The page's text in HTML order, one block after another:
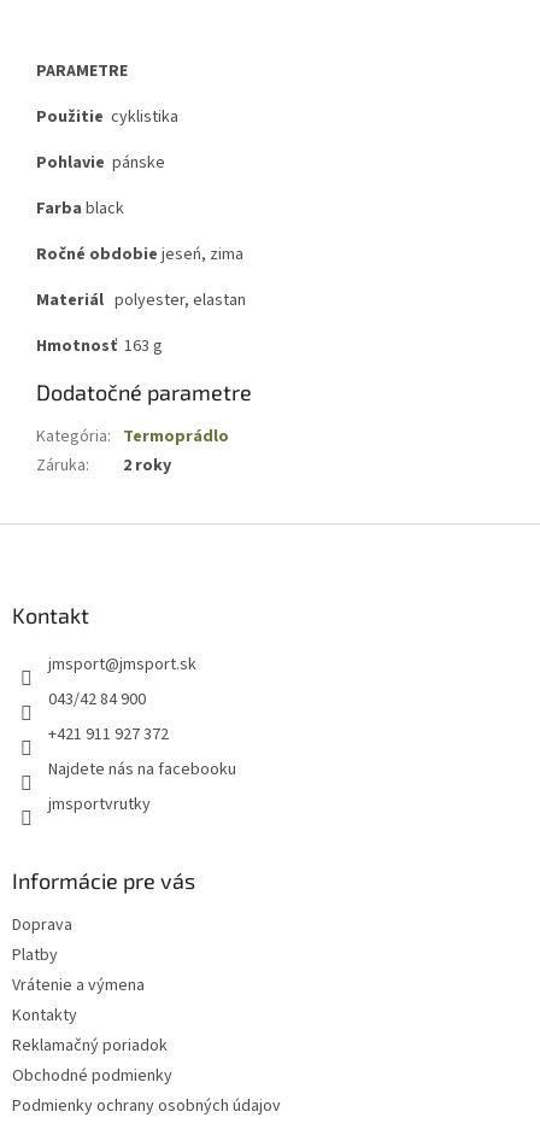
PARAMETRE
Použitie cyklistika
Pohlavie pánske
Farba black
Ročné obdobie jeseń, zima
Materiál polyester, elastan
Hmotnosť 163 g
Dodatočné parametre
Kategória: Termoprádlo
Záruka: 2 roky
Kontakt
jmsport@jmsport.sk
043/42 84 900
+421 911 927 372
Najdete nás na facebooku
jmsportvrutky
Informácie pre vás
Doprava
Platby
Vrátenie a výmena
Kontakty
Reklamačný poriadok
Obchodné podmienky
Podmienky ochrany osobných údajov